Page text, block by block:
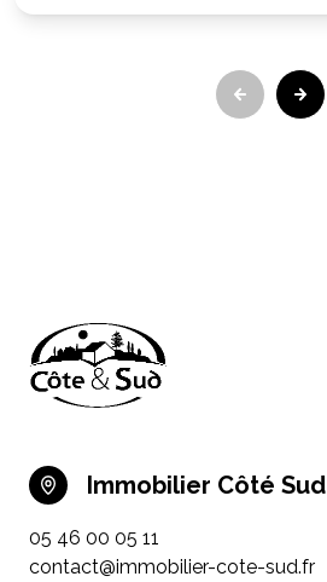
Immobilier Côté Sud
05 46 00 05 11
contact@immobilier-cote-sud.fr